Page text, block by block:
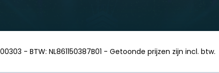
- BTW: NL861150387B01 - Getoonde prijzen zijn incl. btw.